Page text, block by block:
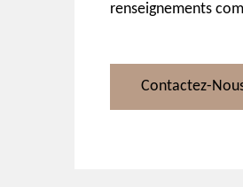
renseignements
Contactez-